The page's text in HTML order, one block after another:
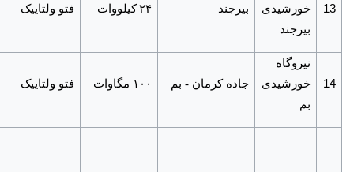
13
خورشیدی
بیرجند
بیرجند ۲۴کیلووات فتو ولتاییک
14
نیروگاه
خورشیدی
بم
جاده کرمان - بم ۱۰۰ مگاوات فتو ولتاییک